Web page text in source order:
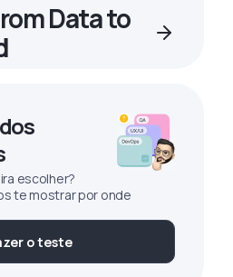
Data to
escolher?
te mostrar por onde
o teste